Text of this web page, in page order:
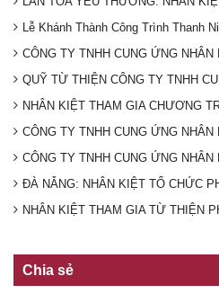
Chia sẻ